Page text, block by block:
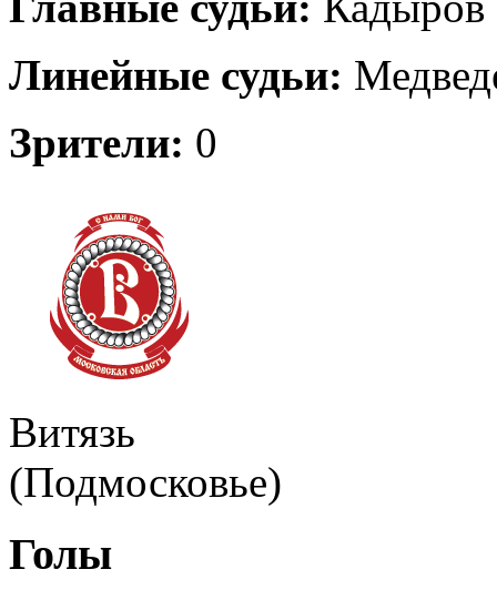
Линейные судьи:
Зрители: 0
Витязь
(Подмосковье)
Голы